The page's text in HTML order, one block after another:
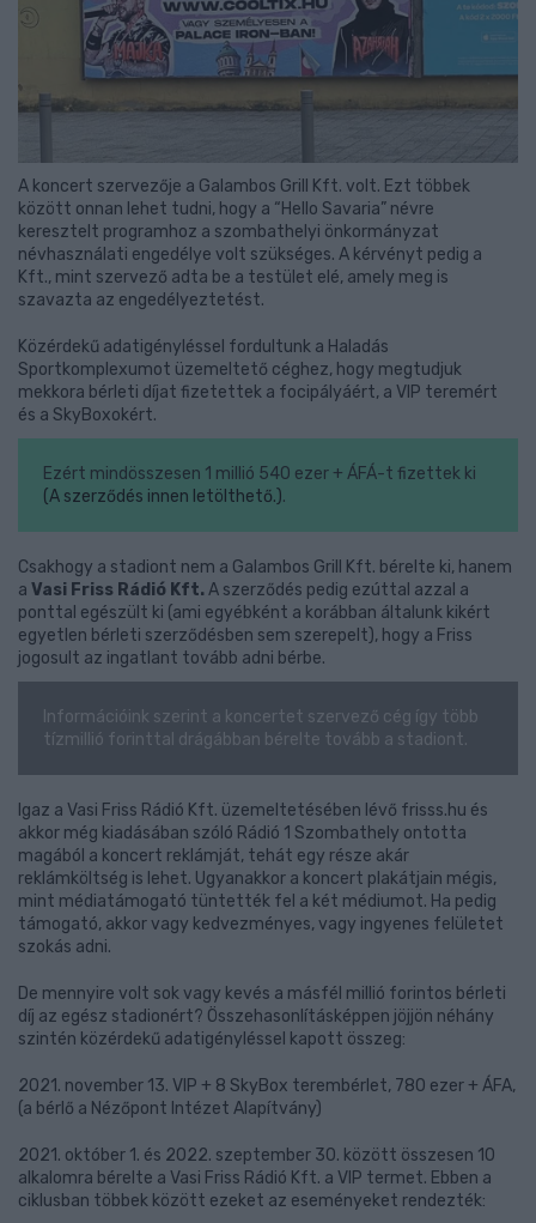
A koncert szervezője a Galambos Grill Kft. volt. Ezt többek
között onnan lehet tudni, hogy a “Hello Savaria” névre
keresztelt programhoz a szombathelyi önkormányzat
névhasználati engedélye volt szükséges. A kérvényt pedig a
Kft., mint szervező adta be a testület elé, amely meg is
szavazta az engedélyeztetést.
Közérdekű adatigényléssel fordultunk a Haladás
Sportkomplexumot üzemeltető céghez, hogy megtudjuk
mekkora bérleti díjat fizetettek a focipályáért, a VIP teremért
és a SkyBoxokért.
Ezért mindösszesen 1 millió 540 ezer + ÁFÁ-t fizettek ki
(A szerződés innen letölthető.).
Csakhogy a stadiont nem a Galambos Grill Kft. bérelte ki, hanem
a Vasi Friss Rádió Kft.A szerződés pedig ezúttal azzal a
ponttal egészült ki (ami egyébként a korábban általunk kikért
egyetlen bérleti szerződésben sem szerepelt), hogy a Friss
jogosult az ingatlant tovább adni bérbe.
Információink szerint a koncertet szervező cég így több
tízmillió forinttal drágábban bérelte tovább a stadiont.
Igaz a Vasi Friss Rádió Kft. üzemeltetésében lévő frisss.hu és
akkor még kiadásában szóló Rádió 1 Szombathely ontotta
magából a koncert reklámját, tehát egy része akár
reklámköltség is lehet. Ugyanakkor a koncert plakátjain mégis,
mint médiatámogató tüntették fel a két médiumot. Ha pedig
támogató, akkor vagy kedvezményes, vagy ingyenes felületet
szokás adni.
De mennyire volt sok vagy kevés a másfél millió forintos bérleti
díj az egész stadionért? Összehasonlításképpen jöjjön néhány
szintén közérdekű adatigényléssel kapott összeg:
2021. november 13. VIP + 8 SkyBox terembérlet, 780 ezer + ÁFA,
(a bérlő a Nézőpont Intézet Alapítvány)
2021. október 1. és 2022. szeptember 30. között összesen 10
alkalomra bérelte a Vasi Friss Rádió Kft. a VIP termet. Ebben a
ciklusban többek között ezeket az eseményeket rendezték: